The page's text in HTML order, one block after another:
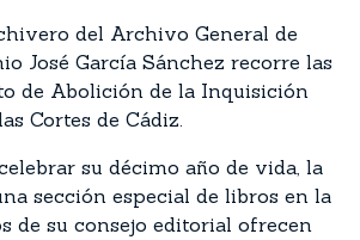
del Archivo General de
José García Sánchez recorre las
de Abolición de la Inquisición
Cortes de Cádiz.
su décimo año de vida, la
sección especial de libros en la
de su consejo editorial ofrecen